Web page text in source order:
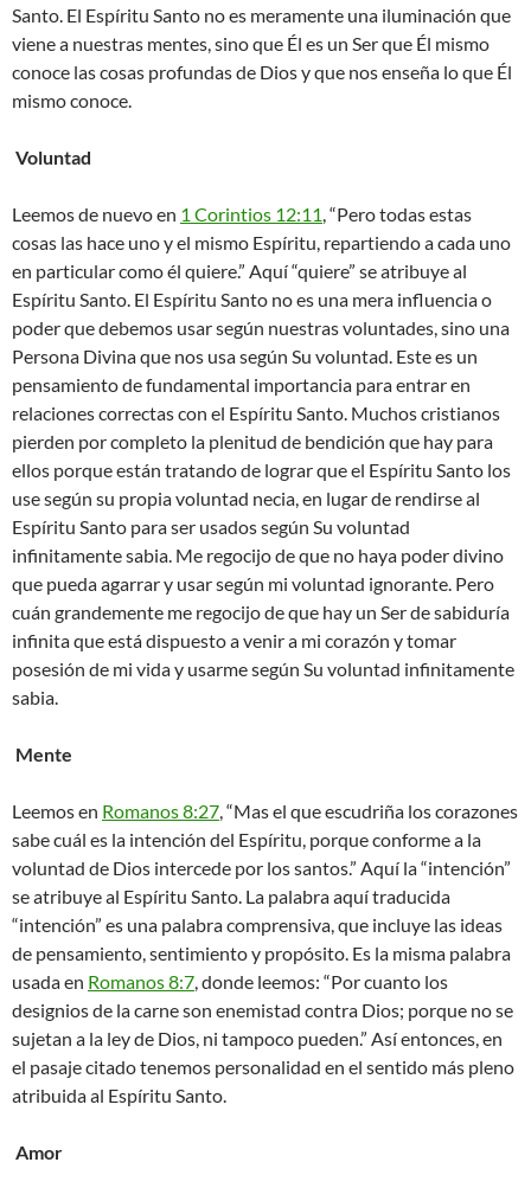
Santo. El Espíritu Santo no es meramente una iluminación que
viene a nuestras mentes, sino que Él es un Ser que Él mismo
conoce las cosas profundas de Dios y que nos enseña lo que Él
mismo conoce. ​
Voluntad
Leemos de nuevo en 1 Corintios 12:11, “Pero todas estas
cosas las hace uno y el mismo Espíritu, repartiendo a cada uno
en particular como él quiere.” Aquí “quiere” se atribuye al
Espíritu Santo. El Espíritu Santo no es una mera influencia o
poder que debemos usar según nuestras voluntades, sino una
Persona Divina que nos usa según Su voluntad. Este es un
pensamiento de fundamental importancia para entrar en
relaciones correctas con el Espíritu Santo. Muchos cristianos
pierden por completo la plenitud de bendición que hay para
ellos porque están tratando de lograr que el Espíritu Santo los
use según su propia voluntad necia, en lugar de rendirse al
Espíritu Santo para ser usados según Su voluntad
infinitamente sabia. Me regocijo de que no haya poder divino
que pueda agarrar y usar según mi voluntad ignorante. Pero
cuán grandemente me regocijo de que hay un Ser de sabiduría
infinita que está dispuesto a venir a mi corazón y tomar
posesión de mi vida y usarme según Su voluntad infinitamente
sabia.
Mente
Leemos en Romanos 8:27, “Mas el que escudriña los corazones
sabe cuál es la intención del Espíritu, porque conforme a la
voluntad de Dios intercede por los santos.” Aquí la “intención”
se atribuye al Espíritu Santo. La palabra aquí traducida
“intención” es una palabra comprensiva, que incluye las ideas
de pensamiento, sentimiento y propósito. Es la misma palabra
usada en Romanos 8:7, donde leemos: “Por cuanto los
designios de la carne son enemistad contra Dios; porque no se
sujetan a la ley de Dios, ni tampoco pueden.” Así entonces, en
el pasaje citado tenemos personalidad en el sentido más pleno
atribuida al Espíritu Santo.
Amor